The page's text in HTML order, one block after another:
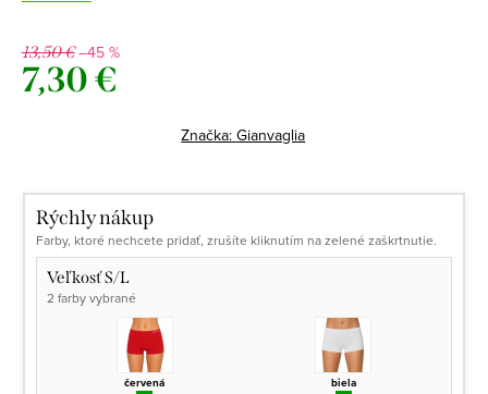
13,50 €–45 %
7,30 €
Značka:Gianvaglia
Rýchly nákup
Farby, ktoré nechcete pridať, zrušíte kliknutím na zelené zaškrtnutie.
Veľkosť S/L
2 farby vybrané
červená biela